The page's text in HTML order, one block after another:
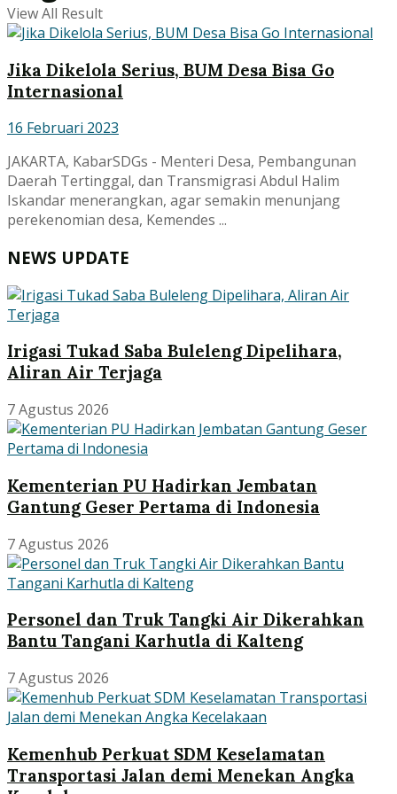
View All Result
Jika Dikelola Serius, BUM Desa Bisa Go
Internasional
16 Februari 2023
JAKARTA, KabarSDGs - Menteri Desa, Pembangunan
Daerah Tertinggal, dan Transmigrasi Abdul Halim
Iskandar menerangkan, agar semakin menunjang
perekenomian desa, Kemendes ...
NEWS UPDATE
Irigasi Tukad Saba Buleleng Dipelihara,
Aliran Air Terjaga
7 Agustus 2026
Kementerian PU Hadirkan Jembatan
Gantung Geser Pertama di Indonesia
7 Agustus 2026
Personel dan Truk Tangki Air Dikerahkan
Bantu Tangani Karhutla di Kalteng
7 Agustus 2026
Kemenhub Perkuat SDM Keselamatan
Transportasi Jalan demi Menekan Angka